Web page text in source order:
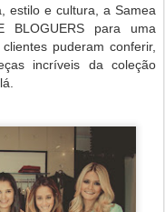
estilo e cultura, a Samea
BLOGUERS para uma
puderam conferir,
incríveis da coleção